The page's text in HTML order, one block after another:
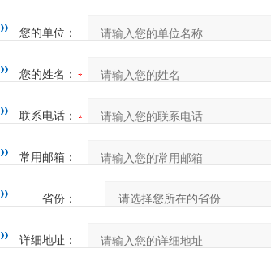
您的单位：
您的姓名：
联系电话：
常用邮箱：
省份：
详细地址：